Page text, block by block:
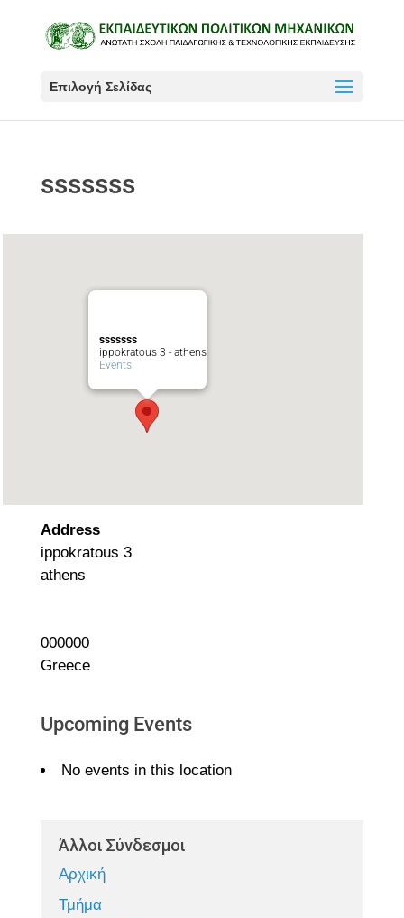
Επιλογή Σελίδας
sssssss
sssssss
ippokratous 3 - athens
Events
Address
ippokratous 3
athens
000000
Greece
Upcoming Events
No events in this location
Άλλοι Σύνδεσμοι
Αρχική
Τμήμα